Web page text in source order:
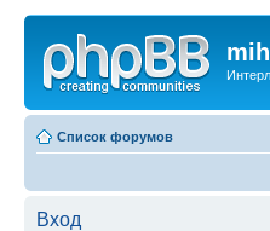
Список форумов
Вход